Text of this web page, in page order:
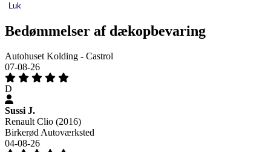
Luk
Bedømmelser af dækopbevaring
Autohuset Kolding - Castrol
07-08-26
D
Sussi J.
Renault Clio (2016)
Birkerød Autoværksted
04-08-26